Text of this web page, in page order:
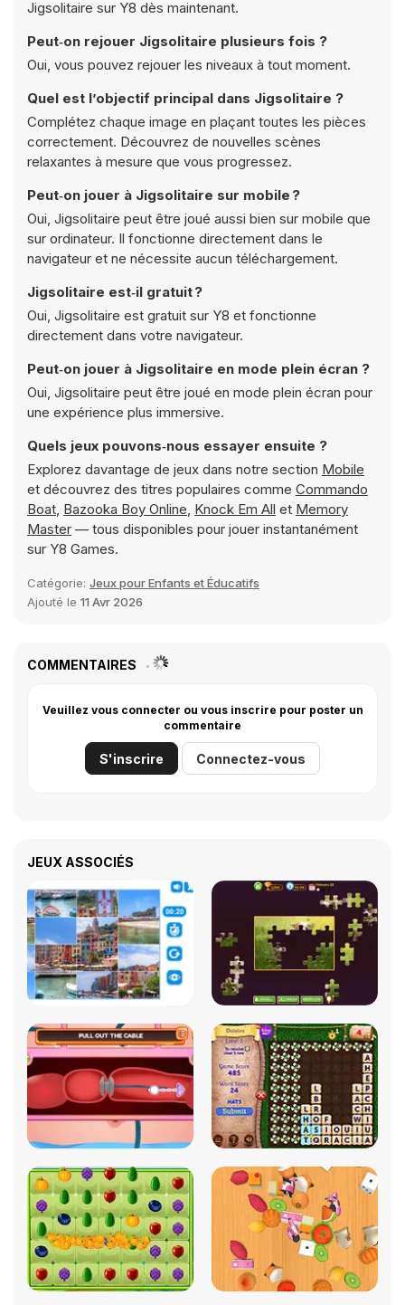
Jigsolitaire sur Y8 dès maintenant.
Peut‑on rejouer Jigsolitaire plusieurs fois ?
Oui, vous pouvez rejouer les niveaux à tout moment.
Quel est l’objectif principal dans Jigsolitaire ?
Complétez chaque image en plaçant toutes les pièces
correctement. Découvrez de nouvelles scènes
relaxantes à mesure que vous progressez.
Peut‑on jouer à Jigsolitaire sur mobile ?
Oui, Jigsolitaire peut être joué aussi bien sur mobile que
sur ordinateur. Il fonctionne directement dans le
navigateur et ne nécessite aucun téléchargement.
Jigsolitaire est‑il gratuit ?
Oui, Jigsolitaire est gratuit sur Y8 et fonctionne
directement dans votre navigateur.
Peut‑on jouer à Jigsolitaire en mode plein écran ?
Oui, Jigsolitaire peut être joué en mode plein écran pour
une expérience plus immersive.
Quels jeux pouvons‑nous essayer ensuite ?
Explorez davantage de jeux dans notre section Mobile
et découvrez des titres populaires comme Commando
Boat, Bazooka Boy Online, Knock Em All et Memory
Master — tous disponibles pour jouer instantanément
sur Y8 Games.
Catégorie: Jeux pour Enfants et Éducatifs
Ajouté le 11 Avr 2026
COMMENTAIRES
Veuillez vous connecter ou vous inscrire pour poster un
commentaire
S'inscrire Connectez-vous
JEUX ASSOCIÉS